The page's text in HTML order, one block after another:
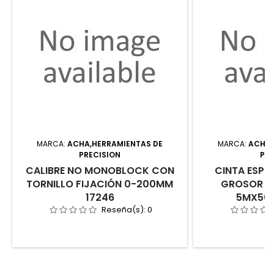
MARCA: ACHA,HERRAMIENTAS DE
PRECISION
CALIBRE NO MONOBLOCK CON
TORNILLO FIJACIÓN 0-200MM
17246
Reseña(s): 0
MARCA:
CINTA
GROSOR